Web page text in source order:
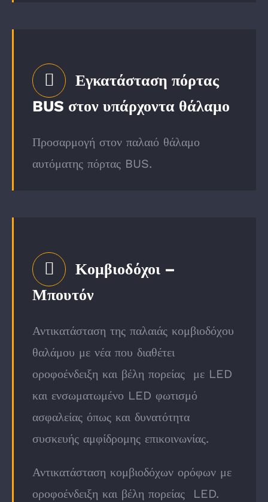
Εγκατάσταση πόρτας
BUS στον υπάρχοντα θάλαμο
Προσαρμογή στον παλαιό θάλαμο
αυτόματης πόρτας BUS.
Κομβιοδόχοι –
Μπουτόν
Αντικατάσταση της παλαιάς κομβιοδόχου
θαλάμου με νέα που διαθέτει
οροφοένδειξη και βέλη πορείας με LED
και ενσωματωμένο LED φωτισμό
ασφαλείας όπως και δυνατότητα
συσκευής αμφίδρομης επικοινωνίας.
Αντικατάσταση κομβιοδόχων ορόφων με
οροφοένδειξη και βέλη πορείας LED.